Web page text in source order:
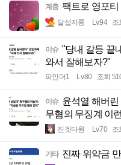
계층 팩트로 영포
달섭지롱 Lv.94 조
이슈 "당내 갈등 끝
와서 잘해보자?"
파인더1 Lv.80 조회
이슈 윤석열 해버
무혐의 무징계 이
진겟타원 Lv.70 조
기타 진짜 위약금